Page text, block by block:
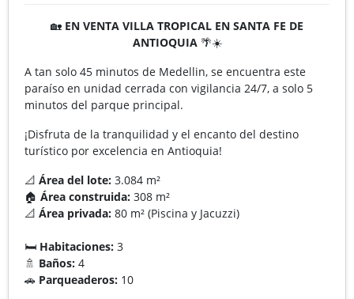
🏡 EN VENTA VILLA TROPICAL EN SANTA FE DE
ANTIOQUIA🌴☀️
A tan solo 45 minutos de Medellin, se encuentra este
paraíso en unidad cerrada con vigilancia 24/7, a solo 5
minutos del parque principal.
¡Disfruta de la tranquilidad y el encanto del destino
turístico por excelencia en Antioquia!
📐 Área del lote: 3.084 m²
🏠 Área construida: 308 m²
📐 Área privada: 80 m² (Piscina y Jacuzzi)
🛏️ Habitaciones: 3
🚿 Baños: 4
🚗 Parqueaderos: 10